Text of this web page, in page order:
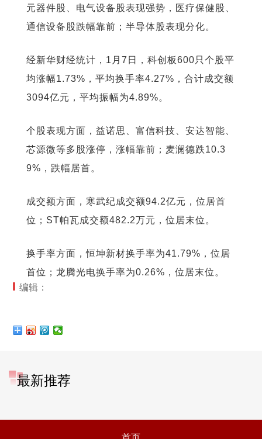
元器件股、电气设备股表现强势，医疗保健股、
通信设备股跌幅靠前；半导体股表现分化。
经新华财经统计，1月7日，科创板600只个股平
均涨幅1.73%，平均换手率4.27%，合计成交额
3094亿元，平均振幅为4.89%。
个股表现方面，益诺思、富信科技、安达智能、
芯源微等多股涨停，涨幅靠前；麦澜德跌10.3
9%，跌幅居首。
成交额方面，寒武纪成交额94.2亿元，位居首
位；ST帕瓦成交额482.2万元，位居末位。
换手率方面，恒坤新材换手率为41.79%，位居
首位；龙腾光电换手率为0.26%，位居末位。
编辑：
最新推荐